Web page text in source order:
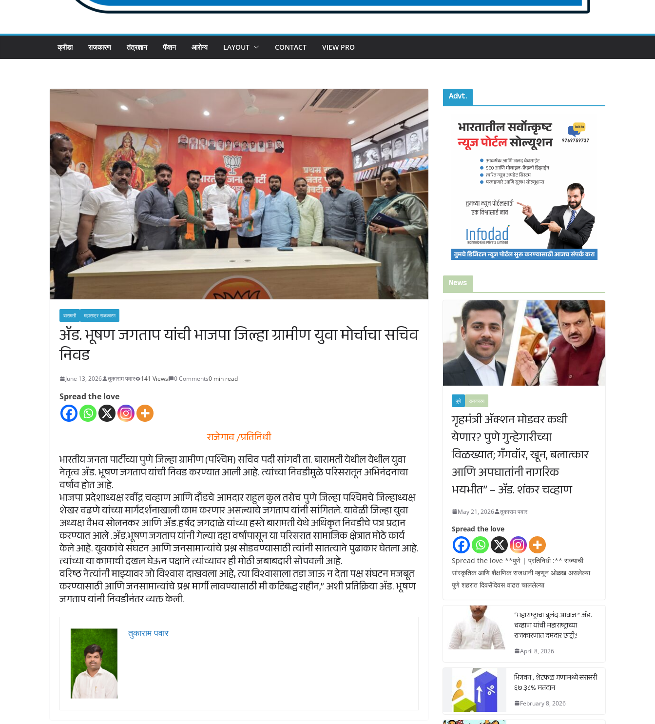
क्रीडा राजकारण तंत्रज्ञान फॅशन आरोग्य LAYOUT CONTACT VIEW PRO
बारामती महाराष्ट्र राजकारण
ॲड. भूषण जगताप यांची भाजपा जिल्हा ग्रामीण युवा मोर्चाचा सचिव
निवड
June 13, 2026 तुकाराम पवार 141 Views 0 Comments0 min read
Spread the love
राजेगाव /प्रतिनिधी
भारतीय जनता पार्टीच्या पुणे जिल्हा ग्रामीण (पश्चिम) सचिव पदी सांगवी ता. बारामती येथील येथील युवा
नेतृत्व ॲड. भूषण जगताप यांची निवड करण्यात आली आहे. त्यांच्या निवडीमुळे परिसरातून अभिनंदनाचा
वर्षाव होत आहे.
भाजपा प्रदेशाध्यक्ष रवींद्र चव्हाण आणि दौंडचे आमदार राहुल कुल तसेच पुणे जिल्हा पश्चिमचे जिल्हाध्यक्ष
शेखर वढणे यांच्या मार्गदर्शनाखाली काम करणार असल्याचे जगताप यांनी सांगितले. यावेळी जिल्हा युवा
अध्यक्ष वैभव सोलनकर आणि ॲड.हर्षद जगदाळे यांच्या हस्ते बारामती येथे अधिकृत निवडीचे पत्र प्रदान
करण्यात आले .ॲड.भूषण जगताप यांनी गेल्या दहा वर्षांपासून या परिसरात सामाजिक क्षेत्रात मोठे कार्य
केले आहे. युवकांचे संघटन आणि जनसामान्यांचे प्रश्न सोडवण्यासाठी त्यांनी सातत्याने पुढाकार घेतला आहे.
त्यांच्या या कामाची दखल घेऊन पक्षाने त्यांच्यावर ही मोठी जबाबदारी सोपवली आहे.
वरिष्ठ नेत्यांनी माझ्यावर जो विश्वास दाखवला आहे, त्या विश्वासाला तडा जाऊ न देता पक्ष संघटन मजबूत
करण्यासाठी आणि जनसामान्यांचे प्रश्न मार्गी लावण्यासाठी मी कटिबद्ध राहीन,” अशी प्रतिक्रिया ॲड. भूषण
जगताप यांनी निवडीनंतर व्यक्त केली.
तुकाराम पवार
Advt.
News
पुणे राजकारण
गृहमंत्री ॲक्शन मोडवर कधी
येणार? पुणे गुन्हेगारीच्या
विळख्यात; गॅंगवॉर, खून, बलात्कार
आणि अपघातांनी नागरिक
भयभीत” – ॲड. शंकर चव्हाण
May 21, 2026 तुकाराम पवार
Spread the love
Spread the love **पुणे | प्रतिनिधी :** राज्याची
सांस्कृतिक आणि शैक्षणिक राजधानी म्हणून ओळख असलेल्या
पुणे शहरात दिवसेंदिवस वाढत चाललेल्या
“महाराष्ट्राचा बुलंद आवाज ” ॲड.
चव्हाण यांची महाराष्ट्राच्या
राजकारणात दमदार एन्ट्री;!
April 8, 2026
भिगवन , शेटफळ गणामध्ये सरासरी
६७.३८% मतदान
February 8, 2026